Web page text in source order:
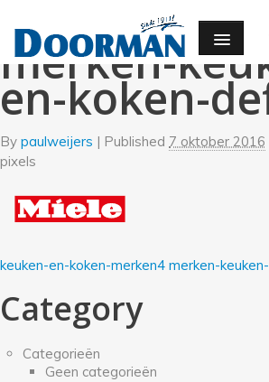
merken-
en-koken-
By paulweijers | Published 7 oktober 2016
pixels
keuken-en-koken-merken4 merken-
Category
Categorieën
Geen categorieën